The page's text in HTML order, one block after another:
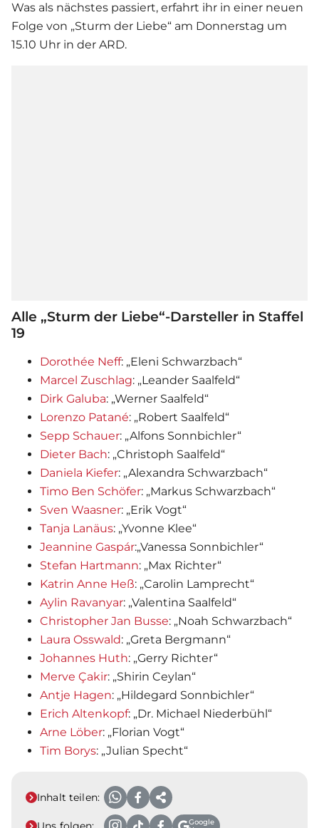
Was als nächstes passiert, erfahrt ihr in einer neuen
Folge von „Sturm der Liebe“ am Donnerstag um
15.10 Uhr in der ARD.
Alle „Sturm der Liebe“-Darsteller in Staffel
19
Dorothée Neff: „Eleni Schwarzbach“
Marcel Zuschlag: „Leander Saalfeld“
Dirk Galuba: „Werner Saalfeld“
Lorenzo Patané: „Robert Saalfeld“
Sepp Schauer: „Alfons Sonnbichler“
Dieter Bach: „Christoph Saalfeld“
Daniela Kiefer: „Alexandra Schwarzbach“
Timo Ben Schöfer: „Markus Schwarzbach“
Sven Waasner: „Erik Vogt“
Tanja Lanäus: „Yvonne Klee“
Jeannine Gaspár:„Vanessa Sonnbichler“
Stefan Hartmann: „Max Richter“
Katrin Anne Heß: „Carolin Lamprecht“
Aylin Ravanyar: „Valentina Saalfeld“
Christopher Jan Busse: „Noah Schwarzbach“
Laura Osswald: „Greta Bergmann“
Johannes Huth: „Gerry Richter“
Merve Çakir: „Shirin Ceylan“
Antje Hagen: „Hildegard Sonnbichler“
Erich Altenkopf: „Dr. Michael Niederbühl“
Arne Löber: „Florian Vogt“
Tim Borys: „Julian Specht“
Inhalt teilen:
Google